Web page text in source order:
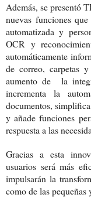
Además, se presentó
nuevas funciones
automatizada y
OCR y
automáticamente
de correo, carpetas
aumento de la
incrementa la
documentos,
y añade funciones
respuesta a las
Gracias a esta
usuarios será más
impulsarán la
como de las pequeñas